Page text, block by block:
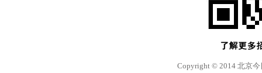
Copyright © 2014 北京今